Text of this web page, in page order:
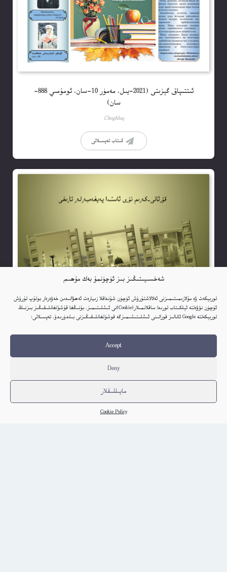
شەخسىيىتىڭىز بىز ئۈچۈنمۇ بەك مۇھىم
توربېكەت ۋە مۇلازىمىتىمىزنى ئەلالاشتۇرۇش ئۈچۈن شۇنداقلا زىيارەت ئەھۋالىدىن خەۋەردار بولۇپ تۇرۇش
ئۈچۈن نۆۋەتتە ئېلكىتاب تورىدا ساقلانمىلار(Cookie)نى ئىشلىتىمىز. بۇنىڭغا قۇشۇلغانلىقىڭىز بىزنىڭ
توربېكەتتە Google ئانالىز قورالىنى ئىشلىتىشىمىزگە قوشۇلغانلىقىڭىزنى بىلدۈرىدۇ. تەپسىلاتى:
Accept
Deny
مايىللىقلار
Cookie Policy
ئىتتىپاق گېزىتى (2021-يىل، مەمۈر 10-سان، ئومۇمىي 888-
سان)
Choghluq
كىتاب تەپسىلاتى
مۇھەممەد سەللەللاھۇ ئەلەيھى ۋەسەلەم(مەدىنە دەۋرى)